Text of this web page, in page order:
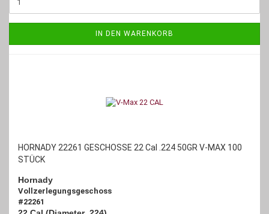
IN DEN WARENKORB
HORNADY 22261 GESCHOSSE 22 Cal .224 50GR V-MAX 100
STÜCK
Hornady
Vollzerlegungsgeschoss
#22261